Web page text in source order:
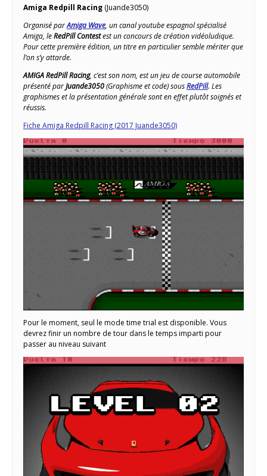
Amiga Redpill Racing (Juande3050)
Organisé parAmiga Wave, un canal youtube espagnol spécialisé
Amiga, leRedPill Contestest un concours de création vidéoludique.
Pour cette première édition, un titre en particulier semble mériter que
l’on s’y attarde.
AMIGA RedPill Racing, c’est son nom, est un jeu de course automobile
présenté parJuande3050(Graphisme et code) sousRedPill. Les
graphismes et la présentation générale sont en effet plutôt soignés et
réussis.
Fiche Amiga Redpill Racing (2017 Juande3050)
Pour le moment, seul le mode time trial est disponible. Vous
devrez finir un nombre de tour dans le temps imparti pour
passer au niveau suivant